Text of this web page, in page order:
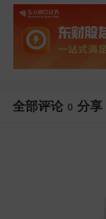
全部评论 0 分享